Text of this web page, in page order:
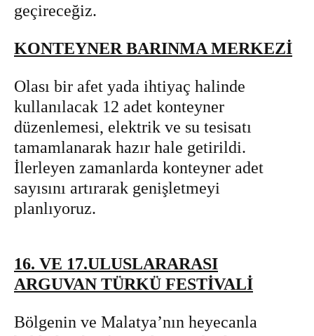
geçireceğiz.
KONTEYNER BARINMA MERKEZİ
Olası bir afet yada ihtiyaç halinde
kullanılacak 12 adet konteyner
düzenlemesi, elektrik ve su tesisatı
tamamlanarak hazır hale getirildi.
İlerleyen zamanlarda konteyner adet
sayısını artırarak genişletmeyi
planlıyoruz.
16. VE 17.ULUSLARARASI
ARGUVAN TÜRKÜ FESTİVALİ
Bölgenin ve Malatya’nın heyecanla